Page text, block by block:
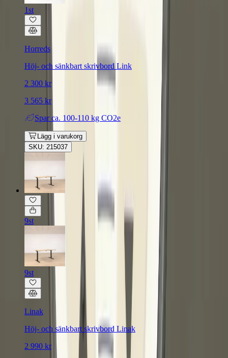
1st
Horreds
Höj- och sänkbart skrivbord Link
2 300 kr
3 565 kr
Spar ca. 100-110 kg CO2e
Lägg i varukorg
SKU: 215037
9st
9st
Linak
Höj- och sänkbart skrivbord Linak
2 990 kr